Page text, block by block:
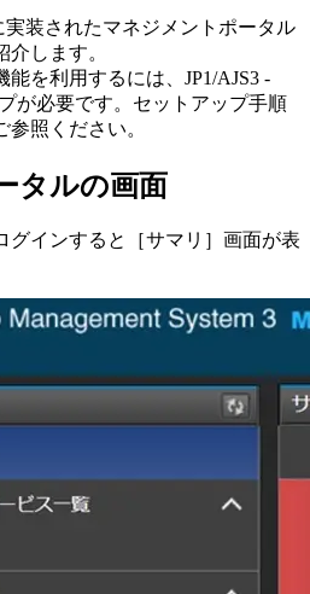
装されたマネジメントポータル
します。
を利用するには、JP1/AJS3 -
が必要です。セットアップ手順
照ください。
タルの画面
グインすると［サマリ］画面が表